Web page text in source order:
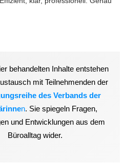
behandelten Inhalte entstehen
mit Teilnehmenden der
des Verbands der
n. Sie spiegeln Fragen,
und Entwicklungen aus dem
Büroalltag wider.